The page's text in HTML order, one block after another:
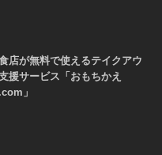
店が無料で使えるテイクアウ
援サービス「おもちかえ
」